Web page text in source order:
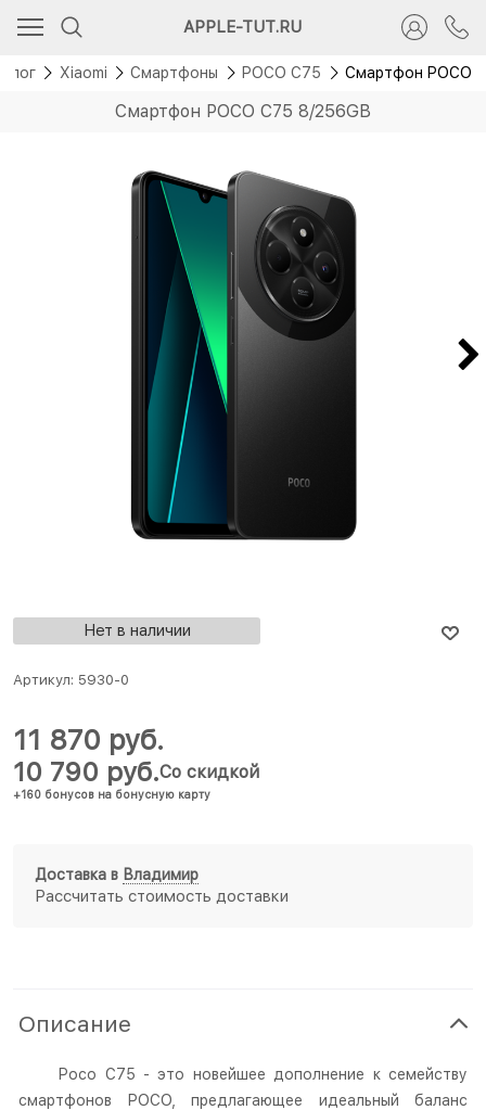
APPLE-TUT.RU
Xiaomi Смартфоны POCO C75 Смартфон POCO
Смартфон POCO C75 8/256GB
Новинка
Нет в наличии
Артикул: 5930-0
10 790 руб.
+160 бонусов на бонусную карту
Со скидкой
11 870 руб.
Доставка в Владимир
Рассчитать стоимость доставки
Описание
Poco C75 - это новейшее дополнение к семейству
смартфонов POCO, предлагающее идеальный баланс